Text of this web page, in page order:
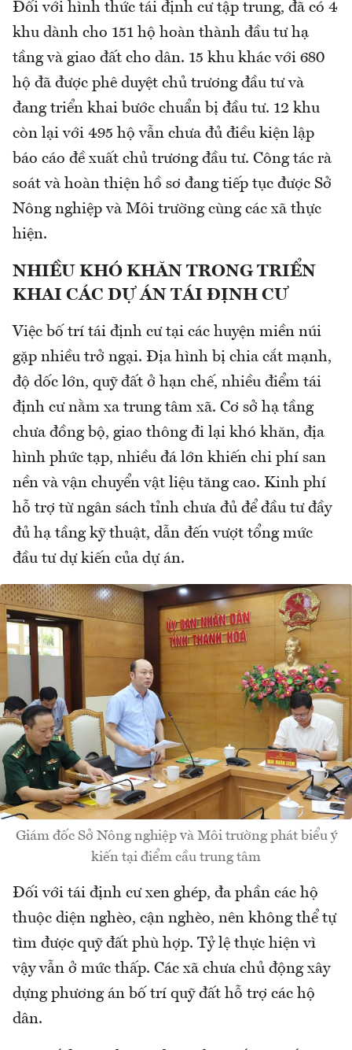
Đối với hình thức tái định cư tập trung, đã có 4
khu dành cho 151 hộ hoàn thành đầu tư hạ
tầng và giao đất cho dân. 15 khu khác với 680
hộ đã được phê duyệt chủ trương đầu tư và
đang triển khai bước chuẩn bị đầu tư. 12 khu
còn lại với 495 hộ vẫn chưa đủ điều kiện lập
báo cáo đề xuất chủ trương đầu tư. Công tác rà
soát và hoàn thiện hồ sơ đang tiếp tục được Sở
Nông nghiệp và Môi trường cùng các xã thực
hiện.
NHIỀU KHÓ KHĂN TRONG TRIỂN
KHAI CÁC DỰ ÁN TÁI ĐỊNH CƯ
Việc bố trí tái định cư tại các huyện miền núi
gặp nhiều trở ngại. Địa hình bị chia cắt mạnh,
độ dốc lớn, quỹ đất ở hạn chế, nhiều điểm tái
định cư nằm xa trung tâm xã. Cơ sở hạ tầng
chưa đồng bộ, giao thông đi lại khó khăn, địa
hình phức tạp, nhiều đá lớn khiến chi phí san
nền và vận chuyển vật liệu tăng cao. Kinh phí
hỗ trợ từ ngân sách tỉnh chưa đủ để đầu tư đầy
đủ hạ tầng kỹ thuật, dẫn đến vượt tổng mức
đầu tư dự kiến của dự án.
Giám đốc Sở Nông nghiệp và Môi trường phát biểu ý
kiến tại điểm cầu trung tâm
Đối với tái định cư xen ghép, đa phần các hộ
thuộc diện nghèo, cận nghèo, nên không thể tự
tìm được quỹ đất phù hợp. Tỷ lệ thực hiện vì
vậy vẫn ở mức thấp. Các xã chưa chủ động xây
dựng phương án bố trí quỹ đất hỗ trợ các hộ
dân.